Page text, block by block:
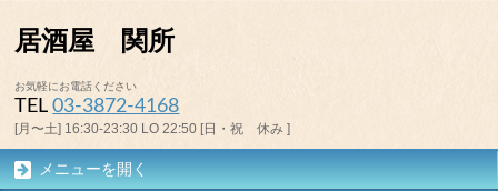
居酒屋 関所
お気軽にお電話ください
TEL03-3872-4168
[月〜土] 16:30-23:30 LO 22:50 [日・祝 休み ]
メニューを開く